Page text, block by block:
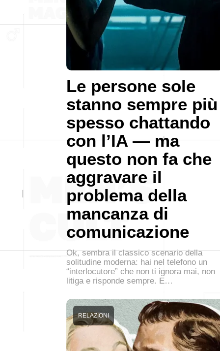
Le persone sole
stanno sempre più
spesso chattando
con l’IA — ma
questo non fa che
aggravare il
problema della
mancanza di
comunicazione
Ok, sembra il classico scenario della
solitudine moderna: hai nel telefono un
“interlocutore” che non ti ignora mai, non
litiga e risponde sempre. E…
RELAZIONI